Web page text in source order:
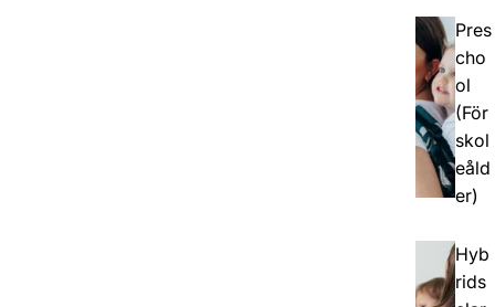
Pres
cho
ol
(För
skol
eåld
er)
Hyb
rids